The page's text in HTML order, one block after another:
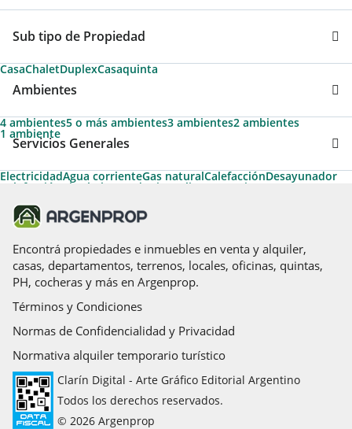
Sub tipo de Propiedad
CasaChaletDuplexCasaquinta
Ambientes
4 ambientes5 o más ambientes3 ambientes2 ambientes
1 ambiente
Servicios Generales
ElectricidadAgua corrienteGas naturalCalefacciónDesayunador
Calefacción tiro balanceado Aire caliente Permite Mascotas
Aire acondicionado centralAmoblado
Acceso para personas con movilidad reducida
Losa radiante
Encontrá propiedades e inmuebles en venta y alquiler,
casas, departamentos, terrenos, locales, oficinas, quintas,
PH, cocheras y más en Argenprop.
Términos y Condiciones
Normas de Confidencialidad y Privacidad
Normativa alquiler temporario turístico
Clarín Digital - Arte Gráfico Editorial Argentino
Todos los derechos reservados.
© 2026 Argenprop